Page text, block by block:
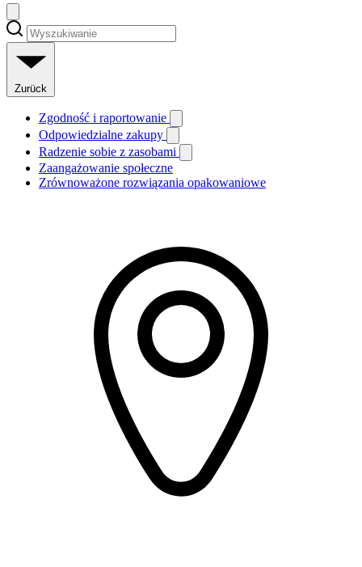
Zurück
Zgodność i raportowanie
Odpowiedzialne zakupy
Radzenie sobie z zasobami
Zaangażowanie społeczne
Zrównoważone rozwiązania opakowaniowe